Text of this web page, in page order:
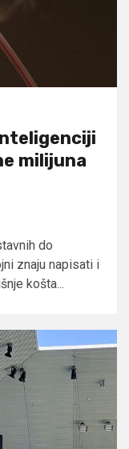
milijuna
do
znaju napisati i
košta...